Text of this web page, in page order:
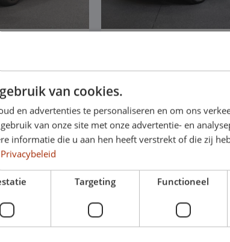
Standardversion
Automatisch
Preis basiert auf der
von € 499 p/m
Sie sich das gesamte Sortiment an
van cookies.
en advertenties te personaliseren en om ons
van onze site met onze advertentie- en
informatie die u aan hen heeft verstrekt of die zij
Privacybeleid
Targeting Functioneel